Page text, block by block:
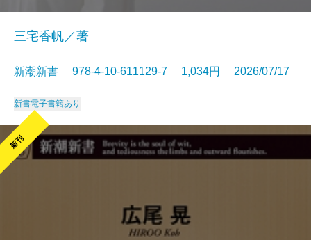
三宅香帆／著
新潮新書 978-4-10-611129-7 1,034円 2026/07/17
新書電子書籍あり
新刊